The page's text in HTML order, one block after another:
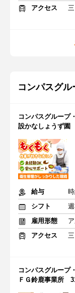
アクセス
コンパスグ
コンパスグループ
設かなしょうず
給与
シフト
雇用形態
アクセス
コンパスグループ
ＦＧ鈴鹿事業所